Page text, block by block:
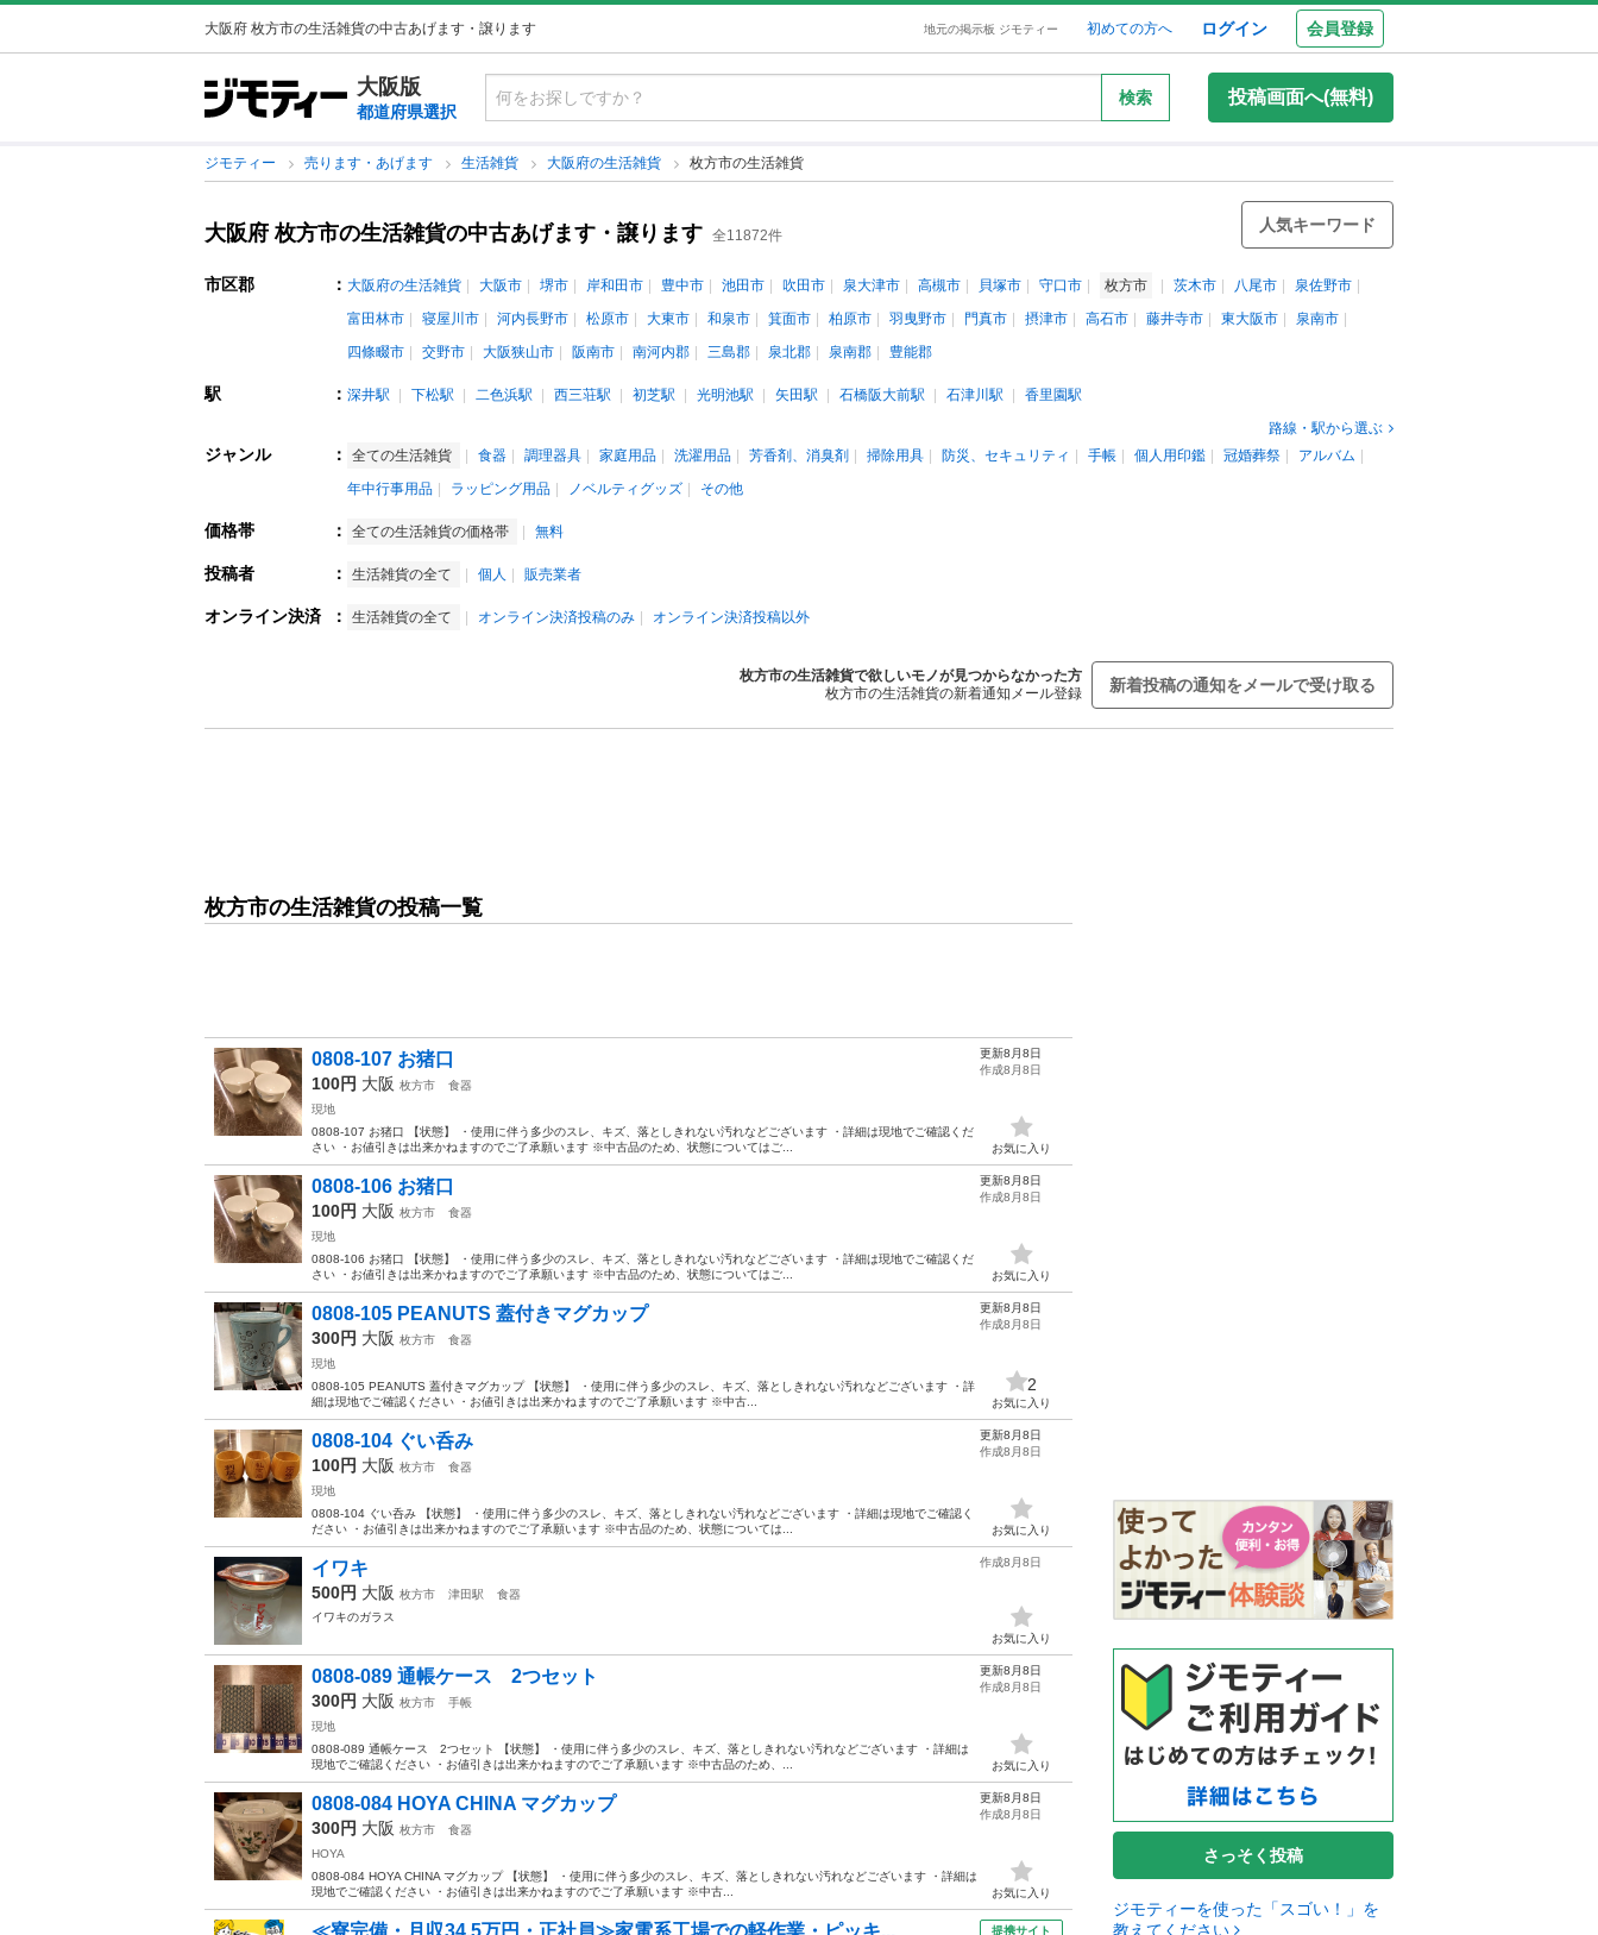
大阪府 枚方市の生活雑貨の中古あげます・譲ります 地元の掲示板 ジモティー 初めての方へ ログイン 会員登録
大阪版
都道府県選択
検索 投稿画面へ(無料)
ジモティー 売ります・あげます 生活雑貨 大阪府の生活雑貨 枚方市の生活雑貨
大阪府 枚方市の生活雑貨の中古あげます・譲ります 全11872件
人気キーワード
市区郡 ： 大阪府の生活雑貨 大阪市 堺市 岸和田市 豊中市 池田市 吹田市 泉大津市 高槻市 貝塚市 守口市 枚方市 茨木市 八尾市
泉佐野市
富田林市
寝屋川市 河内長野市 松原市 大東市 和泉市 箕面市 柏原市 羽曳野市 門真市 摂津市 高石市 藤井寺市 東大阪市
泉南市
四條畷市
交野市 大阪狭山市 阪南市 南河内郡 三島郡 泉北郡 泉南郡 豊能郡
駅 ： 深井駅 下松駅 二色浜駅 西三荘駅 初芝駅 光明池駅 矢田駅 石橋阪大前駅 石津川駅
香里園駅
路線・駅から選ぶ
ジャンル ： 全ての生活雑貨 食器 調理器具 家庭用品 洗濯用品 芳香剤、消臭剤 掃除用具 防災、セキュリティ 手帳 個人用印鑑 冠婚葬祭
アルバム
年中行事用品
ラッピング用品 ノベルティグッズ その他
価格帯 ： 全ての生活雑貨の価格帯 無料
投稿者 ： 生活雑貨の全て 個人 販売業者
オンライン決済 ： 生活雑貨の全て オンライン決済投稿のみ オンライン決済投稿以外
枚方市の生活雑貨で欲しいモノが見つからなかった方
枚方市の生活雑貨の新着通知メール登録
新着投稿の通知をメールで受け取る
枚方市の生活雑貨の投稿一覧
0808-107 お猪口
100円 大阪 枚方市
食器
現地
0808-107 お猪口 【状態】 ・使用に伴う多少のスレ、キズ、落としきれない汚れなどございます ・詳細は現地でご確認くだ
さい ・お値引きは出来かねますのでご了承願います ※中古品のため、状態についてはご...
更新8月8日
作成8月8日
お気に入り
0808-106 お猪口
100円 大阪 枚方市
食器
現地
0808-106 お猪口 【状態】 ・使用に伴う多少のスレ、キズ、落としきれない汚れなどございます ・詳細は現地でご確認くだ
さい ・お値引きは出来かねますのでご了承願います ※中古品のため、状態についてはご...
更新8月8日
作成8月8日
お気に入り
0808-105 PEANUTS 蓋付きマグカップ
300円 大阪 枚方市
食器
現地
0808-105 PEANUTS 蓋付きマグカップ 【状態】 ・使用に伴う多少のスレ、キズ、落としきれない汚れなどございます ・詳
細は現地でご確認ください ・お値引きは出来かねますのでご了承願います ※中古...
更新8月8日
作成8月8日
2
お気に入り
0808-104 ぐい呑み
100円 大阪 枚方市
食器
現地
0808-104 ぐい呑み 【状態】 ・使用に伴う多少のスレ、キズ、落としきれない汚れなどございます ・詳細は現地でご確認く
ださい ・お値引きは出来かねますのでご了承願います ※中古品のため、状態については...
更新8月8日
作成8月8日
お気に入り
イワキ
500円 大阪 枚方市 津田駅
食器
イワキのガラス
作成8月8日
お気に入り
0808-089 通帳ケース 2つセット
300円 大阪 枚方市
手帳
現地
0808-089 通帳ケース 2つセット 【状態】 ・使用に伴う多少のスレ、キズ、落としきれない汚れなどございます ・詳細は
現地でご確認ください ・お値引きは出来かねますのでご了承願います ※中古品のため、...
更新8月8日
作成8月8日
お気に入り
0808-084 HOYA CHINA マグカップ
300円 大阪 枚方市
食器
HOYA
0808-084 HOYA CHINA マグカップ 【状態】 ・使用に伴う多少のスレ、キズ、落としきれない汚れなどございます ・詳細は
現地でご確認ください ・お値引きは出来かねますのでご了承願います ※中古...
更新8月8日
作成8月8日
お気に入り
≪寮完備・月収34.5万円・正社員≫家電系工場での軽作業・ピッキ... 提携サイト
さっそく投稿
ジモティーを使った「スゴい！」を
教えてください